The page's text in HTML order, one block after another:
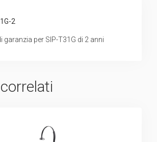
2
garanzia per SIP-T31G di 2 anni